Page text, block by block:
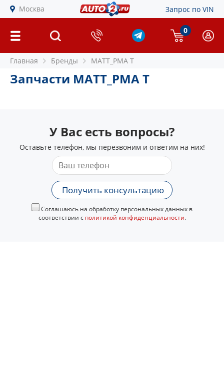
Москва Запрос по VIN
0
Главная Бренды MATT_PMA T
Запчасти MATT_PMA T
У Вас есть вопросы?
Оставьте телефон, мы перезвоним и ответим на них!
Получить консультацию
Соглашаюсь на обработку персональных данных в
соответствии с политикой конфиденциальности.